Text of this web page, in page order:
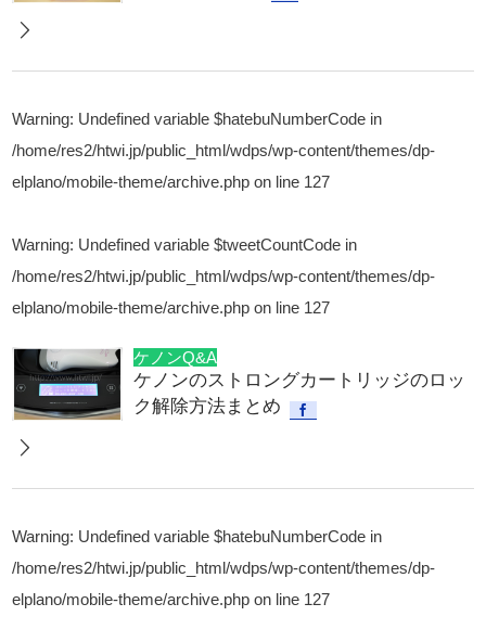
Warning: Undefined variable $hatebuNumberCode in
/home/res2/htwi.jp/public_html/wdps/wp-content/themes/dp-
elplano/mobile-theme/archive.php on line 127
Warning: Undefined variable $tweetCountCode in
/home/res2/htwi.jp/public_html/wdps/wp-content/themes/dp-
elplano/mobile-theme/archive.php on line 127
ケノンQ&A
ケノンのストロングカートリッジのロッ
ク解除方法まとめ
Warning: Undefined variable $hatebuNumberCode in
/home/res2/htwi.jp/public_html/wdps/wp-content/themes/dp-
elplano/mobile-theme/archive.php on line 127